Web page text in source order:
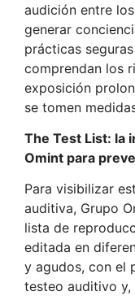
audición entre
generar
prácticas
comprendan los
exposición
se tomen
The Test List: la
Omint para
Para visibilizar
auditiva, Grupo
lista de
editada en
y agudos, con el
testeo auditivo y,